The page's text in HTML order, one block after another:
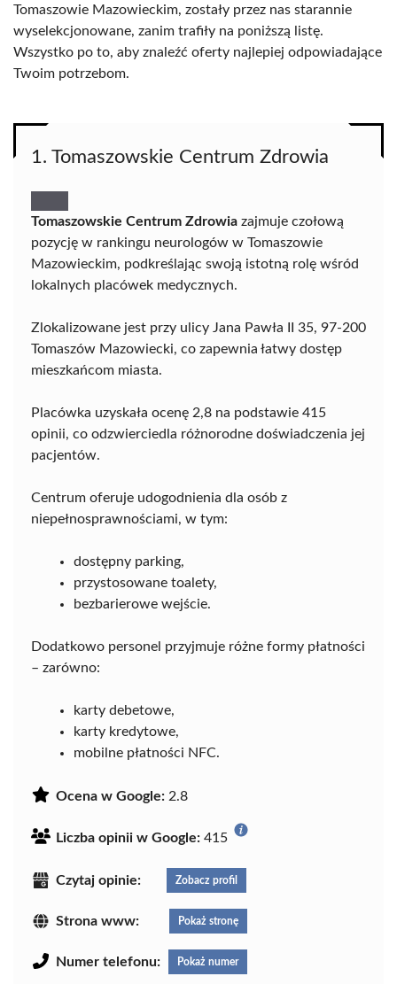
Tomaszowie Mazowieckim, zostały przez nas starannie
wyselekcjonowane, zanim trafiły na poniższą listę.
Wszystko po to, aby znaleźć oferty najlepiej odpowiadające
Twoim potrzebom.
1. Tomaszowskie Centrum Zdrowia
Tomaszowskie Centrum Zdrowia zajmuje czołową
pozycję w rankingu neurologów w Tomaszowie
Mazowieckim, podkreślając swoją istotną rolę wśród
lokalnych placówek medycznych.
Zlokalizowane jest przy ulicy Jana Pawła II 35, 97-200
Tomaszów Mazowiecki, co zapewnia łatwy dostęp
mieszkańcom miasta.
Placówka uzyskała ocenę 2,8 na podstawie 415
opinii, co odzwierciedla różnorodne doświadczenia jej
pacjentów.
Centrum oferuje udogodnienia dla osób z
niepełnosprawnościami, w tym:
dostępny parking,
przystosowane toalety,
bezbarierowe wejście.
Dodatkowo personel przyjmuje różne formy płatności
– zarówno:
karty debetowe,
karty kredytowe,
mobilne płatności NFC.
Ocena w Google: 2.8
Liczba opinii w Google: 415
Czytaj opinie: Zobacz profil
Strona www: Pokaż stronę
Numer telefonu: Pokaż numer